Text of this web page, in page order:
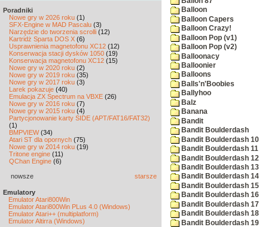
Poradniki
Nowe gry w 2026 roku (1)
SFX-Engine w MAD Pascalu (3)
Narzędzie do tworzenia scrolli (12)
Kartridż Sparta DOS X (6)
Usprawnienia magnetofonu XC12 (12)
Konserwacja stacji dysków 1050 (19)
Konserwacja magnetofonu XC12 (15)
Nowe gry w 2020 roku (2)
Nowe gry w 2019 roku (35)
Nowe gry w 2017 roku (3)
Larek pokazuje (40)
Emulacja ZX Spectrum na VBXE (26)
Nowe gry w 2016 roku (7)
Nowe gry w 2015 roku (4)
Partycjonowanie karty SIDE (APT/FAT16/FAT32)
(1)
BMPVIEW(34)
Atari ST dla opornych (75)
Nowe gry w 2014 roku (19)
Tritone engine (11)
QChan Engine (6)
nowsze starsze
Emulatory
Emulator Atari800Win
Emulator Atari800Win PLus 4.0 (Windows)
Emulator Atari++ (multiplatform)
Emulator Altirra (Windows)
Balloon
Balloon Capers
Balloon Crazy!
Balloon Pop (v1)
Balloon Pop (v2)
Balloonacy
Balloonier
Balloons
Balls'n'Boobies
Ballyhoo
Balz
Banana
Bandit
Bandit Boulderdash
Bandit Boulderdash 10
Bandit Boulderdash 11
Bandit Boulderdash 12
Bandit Boulderdash 13
Bandit Boulderdash 14
Bandit Boulderdash 15
Bandit Boulderdash 16
Bandit Boulderdash 17
Bandit Boulderdash 18
Bandit Boulderdash 19